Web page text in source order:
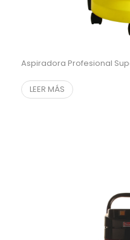
Aspiradora Profesional
LEER MÁS